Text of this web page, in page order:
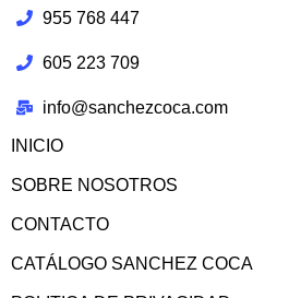
955 768 447
605 223 709
info@sanchezcoca.com
INICIO
SOBRE NOSOTROS
CONTACTO
CATÁLOGO SANCHEZ COCA